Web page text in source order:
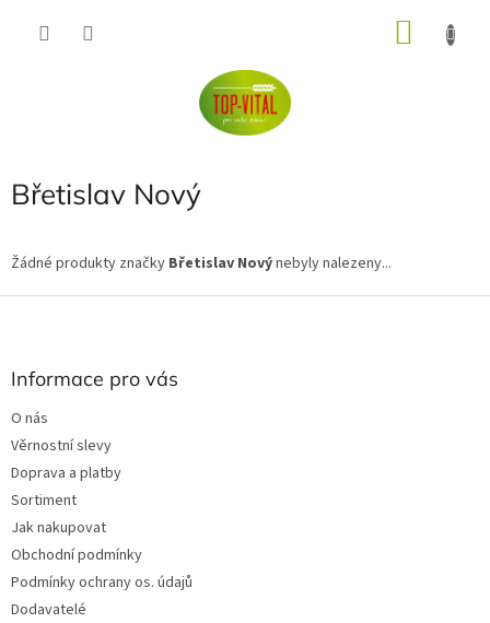
Břetislav Nový
Žádné produkty značky Břetislav Novýnebyly nalezeny...
Informace pro vás
O nás
Věrnostní slevy
Doprava a platby
Sortiment
Jak nakupovat
Obchodní podmínky
Podmínky ochrany os. údajů
Dodavatelé